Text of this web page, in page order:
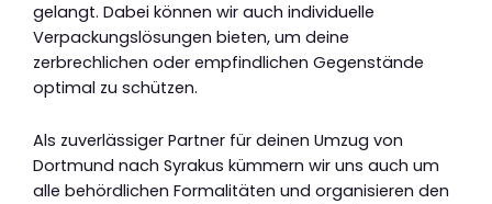
gelangt. Dabei können wir auch individuelle
Verpackungslösungen bieten, um deine
zerbrechlichen oder empfindlichen Gegenstände
optimal zu schützen.
Als zuverlässiger Partner für deinen Umzug von
Dortmund nach Syrakus kümmern wir uns auch um
alle behördlichen Formalitäten und organisieren den